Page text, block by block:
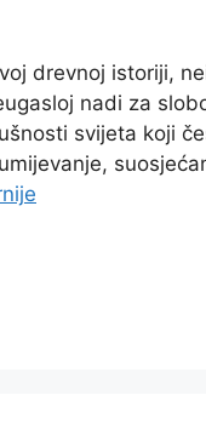
drevnoj istoriji,
nadi za
svijeta koji